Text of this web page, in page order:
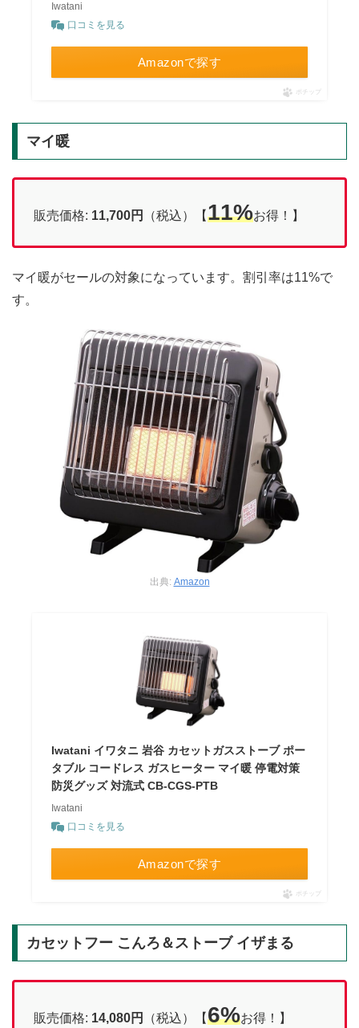
Iwatani
口コミを見る
Amazonで探す
ポチップ
マイ暖
販売価格: 11,700円 （税込）【11%お得！】
マイ暖がセールの対象になっています。割引率は11%で
す。
出典: Amazon
Iwatani イワタニ 岩谷 カセットガスストーブ ポー
タブル コードレス ガスヒーター マイ暖 停電対策
防災グッズ 対流式 CB-CGS-PTB
Iwatani
口コミを見る
Amazonで探す
ポチップ
カセットフー こんろ＆ストーブ イザまる
販売価格: 14,080円 （税込）【6%お得！】